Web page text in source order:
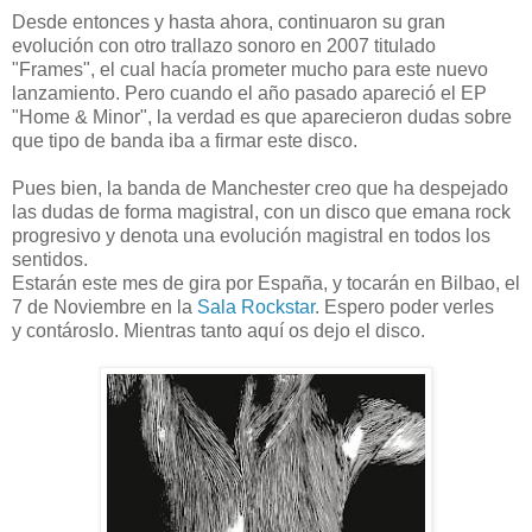
Desde entonces y hasta ahora, continuaron su gran
evolución con otro trallazo sonoro en 2007 titulado
"Frames", el cual hacía prometer mucho para este nuevo
lanzamiento. Pero cuando el año pasado apareció el EP
"Home & Minor", la verdad es que aparecieron dudas sobre
que tipo de banda iba a firmar este disco.
Pues bien, la banda de Manchester creo que ha despejado
las dudas de forma magistral, con un disco que emana rock
progresivo y denota una evolución magistral en todos los
sentidos.
Estarán este mes de gira por España, y tocarán en Bilbao, el
7 de Noviembre en la Sala Rockstar. Espero poder verles
y contároslo. Mientras tanto aquí os dejo el disco.